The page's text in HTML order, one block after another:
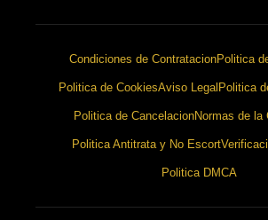
Condiciones de ContratacionPolitica
Politica de CookiesAviso Legal Politica
Politica de CancelacionNormas de la
Politica Antitrata y No Escort
Politica DMCA